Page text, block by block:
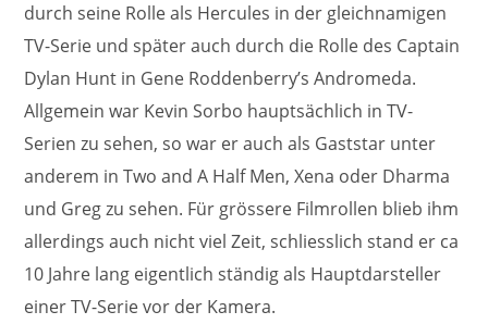
durch seine Rolle als Hercules in der gleichnamigen
TV-Serie und später auch durch die Rolle des Captain
Dylan Hunt in Gene Roddenberry’s Andromeda.
Allgemein war Kevin Sorbo hauptsächlich in TV-
Serien zu sehen, so war er auch als Gaststar unter
anderem in Two and A Half Men, Xena oder Dharma
und Greg zu sehen. Für grössere Filmrollen blieb ihm
allerdings auch nicht viel Zeit, schliesslich stand er ca
10 Jahre lang eigentlich ständig als Hauptdarsteller
einer TV-Serie vor der Kamera.